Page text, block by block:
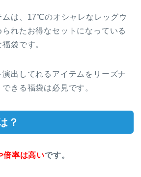
ムは、17℃のオシャレなレッグウ
れたお得なセットになっている
袋です。
出してれるアイテムをリーズナ
きる福袋は必見です。
？
倍率は高いです。